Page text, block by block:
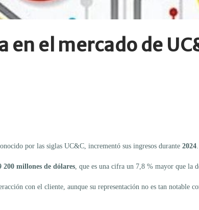
el mercado de
por las siglas UC&C, incrementó sus ingresos durante 2024
200 millones de dólares , que es una cifra un 7,8 % mayor que la
con el cliente, aunque su representación no es tan notable